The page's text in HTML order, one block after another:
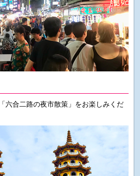
六合二路の夜市散策」をお楽しみくだ